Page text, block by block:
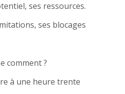
ses ressources.
ses blocages
comment ?
à une heure trente